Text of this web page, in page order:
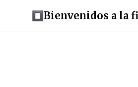
Bienvenidos a la